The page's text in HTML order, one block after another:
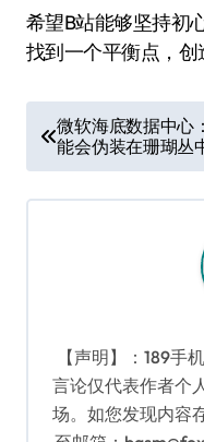
希望B站能够坚持初
找到一个平衡点，创
章
导
微软海底数据中心
能会伪装在珊瑚丛
【声明】：189手
言论仅代表作者个
场。如您发现内容